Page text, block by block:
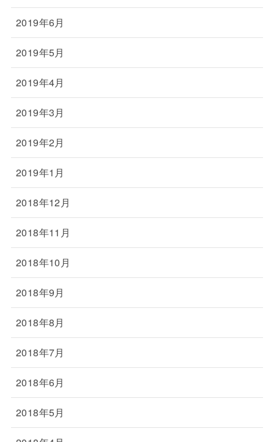
2019年6月
2019年5月
2019年4月
2019年3月
2019年2月
2019年1月
2018年12月
2018年11月
2018年10月
2018年9月
2018年8月
2018年7月
2018年6月
2018年5月